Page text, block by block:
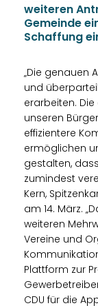
weiteren
Gemeinde
Schaffung
Die genauen
und
erarbeiten.
unseren
effizientere
ermöglichen
gestalten,
zumindest
Kern,
am 14. März.
weiteren
Vereine und
Plattform zur
CDU für die